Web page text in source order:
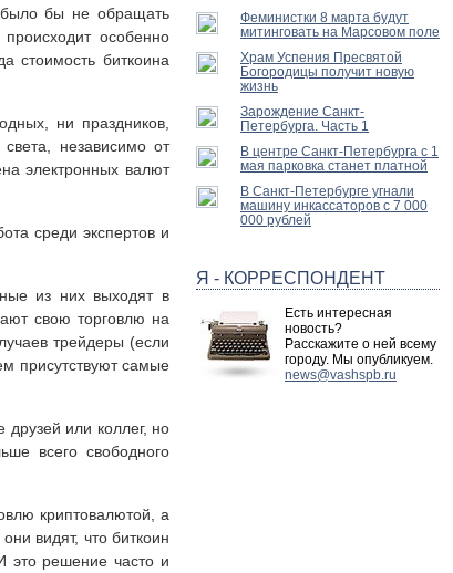
было бы не обращать
особенно
стоимость биткоина
ни праздников,
независимо от
электронных валют
среди экспертов и
из них выходят в
свою торговлю на
трейдеры (если
присутствуют самые
друзей или коллег, но
всего свободного
криптовалютой, а
видят, что биткоин
это решение часто и
Феминистки 8 марта будут
митинговать на Марсовом поле
Храм Успения Пресвятой
Богородицы получит новую
жизнь
Зарождение Санкт-
Петербурга. Часть 1
В центре Санкт-Петербурга с 1
мая парковка станет платной
В Санкт-Петербурге угнали
машину инкассаторов с 7 000
000 рублей
Я - КОРРЕСПОНДЕНТ
Есть интересная
новость?
Расскажите о ней всему
городу. Мы опубликуем.
news@vashspb.ru